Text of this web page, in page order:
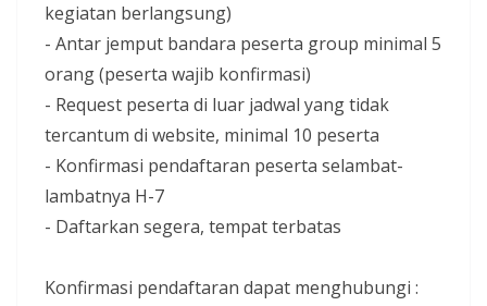
kegiatan berlangsung)
- Antar jemput bandara peserta group minimal 5
orang (peserta wajib konfirmasi)
- Request peserta di luar jadwal yang tidak
tercantum di website, minimal 10 peserta
- Konfirmasi pendaftaran peserta selambat-
lambatnya H-7
- Daftarkan segera, tempat terbatas
Konfirmasi pendaftaran dapat menghubungi :